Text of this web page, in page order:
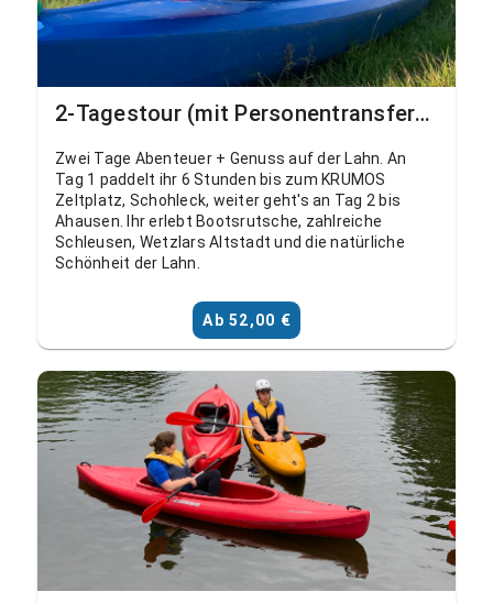
2-Tagestour (mit Personentransfer) Dorlar - Ahausen
Zwei Tage Abenteuer + Genuss auf der Lahn. An
Tag 1 paddelt ihr 6 Stunden bis zum KRUMOS
Zeltplatz, Schohleck, weiter geht's an Tag 2 bis
Ahausen. Ihr erlebt Bootsrutsche, zahlreiche
Schleusen, Wetzlars Altstadt und die natürliche
Schönheit der Lahn.
Ab 52,00 €